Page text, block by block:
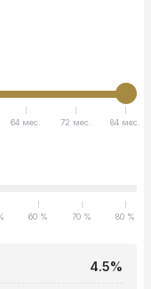
64 мес. 72 мес. 84 мес.
60 % 70 % 80 %
4.5%